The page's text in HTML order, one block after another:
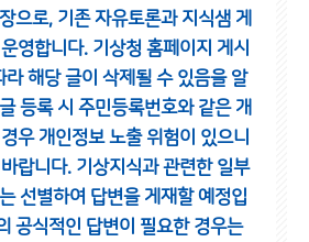
으로, 기존 자유토론과 지식샘 게
영합니다. 기상청 홈페이지 게시
라 해당 글이 삭제될 수 있음을 알
등록 시 주민등록번호와 같은 개
우 개인정보 노출 위험이 있으니
랍니다. 기상지식과 관련한 일부
선별하여 답변을 게재할 예정입
공식적인 답변이 필요한 경우는